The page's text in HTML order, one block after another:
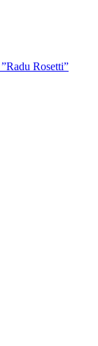
Rosetti”